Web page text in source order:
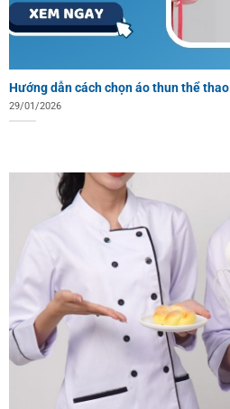
Hướng dẫn cách chọn áo thun thể thao
29/01/2026